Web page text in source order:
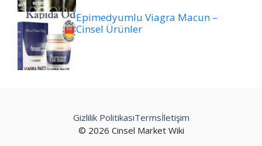
Epimedyumlu Viagra Macun –
Cinsel Ürünler
© 2026 Cinsel Market Wiki
Gizlilik PolitikasıTermsİletişim